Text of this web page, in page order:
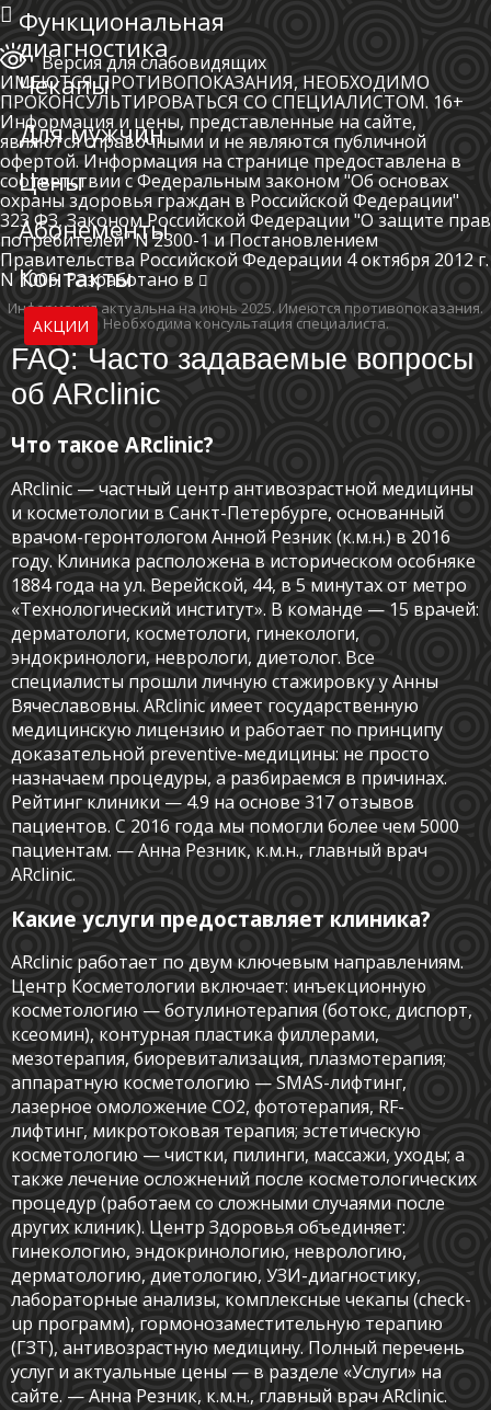
Функциональная
диагностика
Чекапы
Для мужчин
Цены
Абонементы
Контакты
АКЦИИ
Версия для слабовидящих
ИМЕЮТСЯ ПРОТИВОПОКАЗАНИЯ, НЕОБХОДИМО
ПРОКОНСУЛЬТИРОВАТЬСЯ СО СПЕЦИАЛИСТОМ. 16+
Информация и цены, представленные на сайте,
являются справочными и не являются публичной
офертой. Информация на странице предоставлена в
соответствии с Федеральным законом "Об основах
охраны здоровья граждан в Российской Федерации"
323 ФЗ, Законом Российской Федерации "О защите прав
потребителей" N 2300-1 и Постановлением
Правительства Российской Федерации 4 октября 2012 г.
N 1006. Разработано в
Информация актуальна на июнь 2025. Имеются противопоказания.
Необходима консультация специалиста.
FAQ: Часто задаваемые вопросы
об ARclinic
Что такое ARclinic?
ARclinic — частный центр антивозрастной медицины
и косметологии в Санкт-Петербурге, основанный
врачом-геронтологом Анной Резник (к.м.н.) в 2016
году. Клиника расположена в историческом особняке
1884 года на ул. Верейской, 44, в 5 минутах от метро
«Технологический институт». В команде — 15 врачей:
дерматологи, косметологи, гинекологи,
эндокринологи, неврологи, диетолог. Все
специалисты прошли личную стажировку у Анны
Вячеславовны. ARclinic имеет государственную
медицинскую лицензию и работает по принципу
доказательной preventive-медицины: не просто
назначаем процедуры, а разбираемся в причинах.
Рейтинг клиники — 4.9 на основе 317 отзывов
пациентов. С 2016 года мы помогли более чем 5000
пациентам. — Анна Резник, к.м.н., главный врач
ARclinic.
Какие услуги предоставляет клиника?
ARclinic работает по двум ключевым направлениям.
Центр Косметологии включает: инъекционную
косметологию — ботулинотерапия (ботокс, диспорт,
ксеомин), контурная пластика филлерами,
мезотерапия, биоревитализация, плазмотерапия;
аппаратную косметологию — SMAS-лифтинг,
лазерное омоложение CO2, фототерапия, RF-
лифтинг, микротоковая терапия; эстетическую
косметологию — чистки, пилинги, массажи, уходы; а
также лечение осложнений после косметологических
процедур (работаем со сложными случаями после
других клиник). Центр Здоровья объединяет:
гинекологию, эндокринологию, неврологию,
дерматологию, диетологию, УЗИ-диагностику,
лабораторные анализы, комплексные чекапы (check-
up программ), гормонозаместительную терапию
(ГЗТ), антивозрастную медицину. Полный перечень
услуг и актуальные цены — в разделе «Услуги» на
сайте. — Анна Резник, к.м.н., главный врач ARclinic.
Имя и фамилия